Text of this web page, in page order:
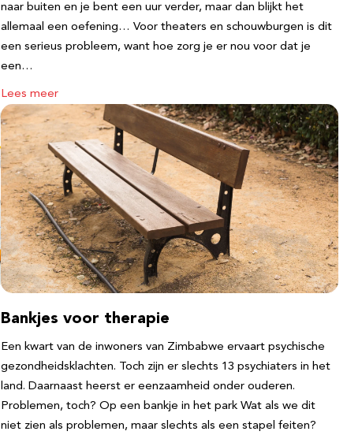
naar buiten en je bent een uur verder, maar dan blijkt het
allemaal een oefening… Voor theaters en schouwburgen is dit
een serieus probleem, want hoe zorg je er nou voor dat je
een…
Lees meer
Bankjes voor therapie
Een kwart van de inwoners van Zimbabwe ervaart psychische
gezondheidsklachten. Toch zijn er slechts 13 psychiaters in het
land. Daarnaast heerst er eenzaamheid onder ouderen.
Problemen, toch? Op een bankje in het park Wat als we dit
niet zien als problemen, maar slechts als een stapel feiten?